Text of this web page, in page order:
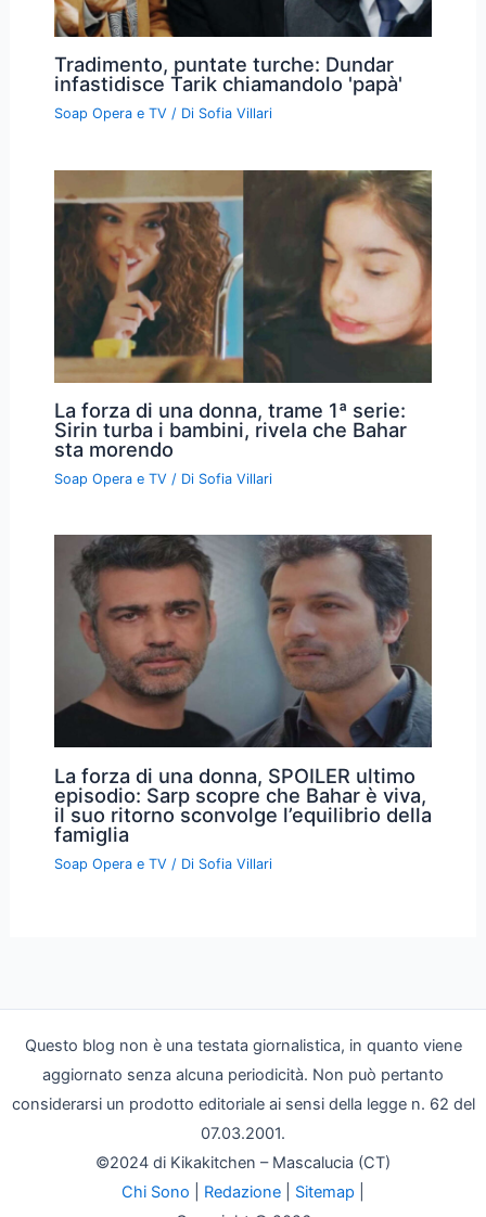
Tradimento, puntate turche: Dundar
infastidisce Tarik chiamandolo 'papà'
Soap Opera e TV / Di Sofia Villari
La forza di una donna, trame 1ª serie:
Sirin turba i bambini, rivela che Bahar
sta morendo
Soap Opera e TV / Di Sofia Villari
La forza di una donna, SPOILER ultimo
episodio: Sarp scopre che Bahar è viva,
il suo ritorno sconvolge l’equilibrio della
famiglia
Soap Opera e TV / Di Sofia Villari
Questo blog non è una testata giornalistica, in quanto viene
aggiornato senza alcuna periodicità. Non può pertanto
considerarsi un prodotto editoriale ai sensi della legge n. 62 del
07.03.2001.
©2024 di Kikakitchen – Mascalucia (CT)
Chi Sono
Redazione Sitemap